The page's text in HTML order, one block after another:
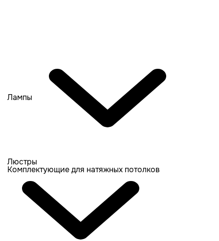
Лампы
Люстры
Комплектующие для натяжных потолков